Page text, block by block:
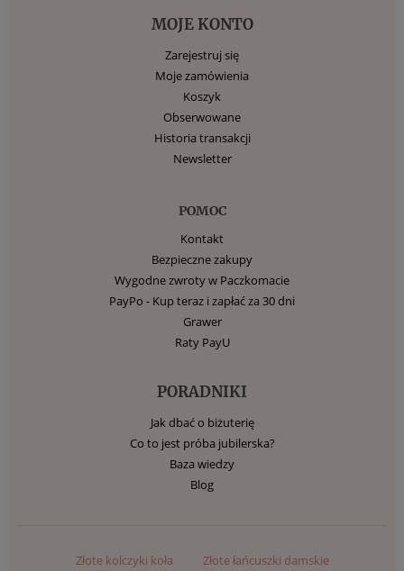
MOJE KONTO
Zarejestruj się
Moje zamówienia
Koszyk
Obserwowane
Historia transakcji
Newsletter
POMOC
Kontakt
Bezpieczne zakupy
Wygodne zwroty w Paczkomacie
PayPo - Kup teraz i zapłać za 30 dni
Grawer
Raty PayU
PORADNIKI
Jak dbać o biżuterię
Co to jest próba jubilerska?
Baza wiedzy
Blog
Złote kolczyki koła Złote łańcuszki damskie